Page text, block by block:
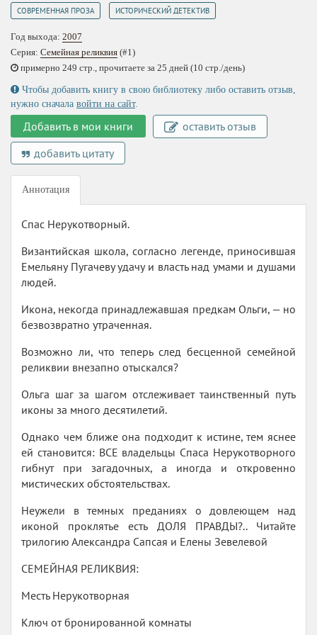
СОВРЕМЕННАЯ ПРОЗА ИСТОРИЧЕСКИЙ ДЕТЕКТИВ
Год выхода: 2007
Серия: Семейная реликвия (#1)
примерно 249 стр., прочитаете за 25 дней (10 стр./день)
Чтобы добавить книгу в свою библиотеку либо оставить отзыв,
нужно сначала войти на сайт.
Добавить в мои книги
оставить отзыв
добавить цитату
Аннотация
Спас Нерукотворный.
Византийская школа, согласно легенде, приносившая
Емельяну Пугачеву удачу и власть над умами и душами
людей.
Икона, некогда принадлежавшая предкам Ольги, — но
безвозвратно утраченная.
Возможно ли, что теперь след бесценной семейной
реликвии внезапно отыскался?
Ольга шаг за шагом отслеживает таинственный путь
иконы за много десятилетий.
Однако чем ближе она подходит к истине, тем яснее
ей становится: ВСЕ владельцы Спаса Нерукотворного
гибнут при загадочных, а иногда и откровенно
мистических обстоятельствах.
Неужели в темных преданиях о довлеющем над
иконой проклятье есть ДОЛЯ ПРАВДЫ?.. Читайте
трилогию Александра Сапсая и Елены Зевелевой
СЕМЕЙНАЯ РЕЛИКВИЯ:
Месть Нерукотворная
Ключ от бронированной комнаты